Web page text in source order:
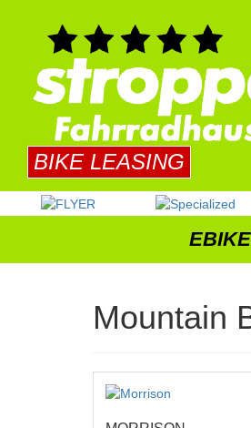
BIKE LEASING
Mountain